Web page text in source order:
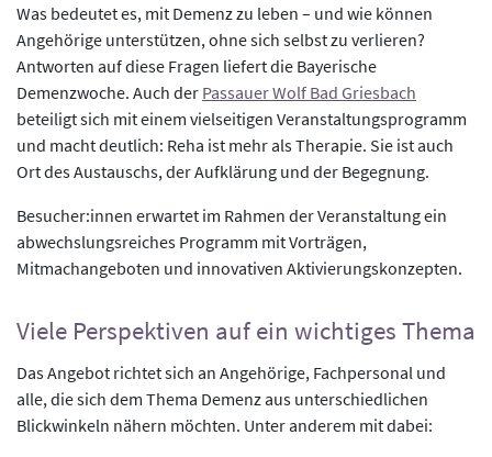
Was bedeutet es, mit Demenz zu leben – und wie können
Angehörige unterstützen, ohne sich selbst zu verlieren?
Antworten auf diese Fragen liefert die Bayerische
Demenzwoche. Auch der Passauer Wolf Bad Griesbach
beteiligt sich mit einem vielseitigen Veranstaltungsprogramm
und macht deutlich: Reha ist mehr als Therapie. Sie ist auch
Ort des Austauschs, der Aufklärung und der Begegnung.
Besucher:innen erwartet im Rahmen der Veranstaltung ein
abwechslungsreiches Programm mit Vorträgen,
Mitmachangeboten und innovativen Aktivierungskonzepten.
Viele Perspektiven auf ein wichtiges Thema
Das Angebot richtet sich an Angehörige, Fachpersonal und
alle, die sich dem Thema Demenz aus unterschiedlichen
Blickwinkeln nähern möchten. Unter anderem mit dabei: